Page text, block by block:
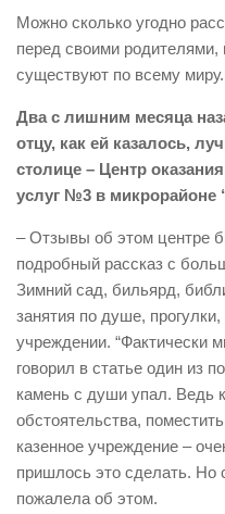
Можно сколько угодно
перед своими
существуют по всему
Два с лишним месяца
отцу, как ей казалось,
столице – Центр
услуг №3 в микрорайоне
– Отзывы об этом центре
подробный рассказ с
Зимний сад, бильярд,
занятия по душе,
учреждении. “Фактически
говорил в статье один из
камень с души упал. Ведь
обстоятельства,
казенное учреждение –
пришлось это сделать. Но
пожалела об этом.